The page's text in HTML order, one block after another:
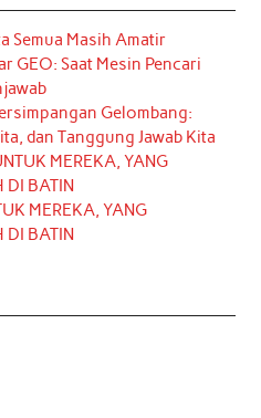
Semua Masih Amatir
GEO: Saat Mesin Pencari
Gelombang:
dan Tanggung Jawab Kita
MEREKA, YANG
DI BATIN
MEREKA, YANG
DI BATIN